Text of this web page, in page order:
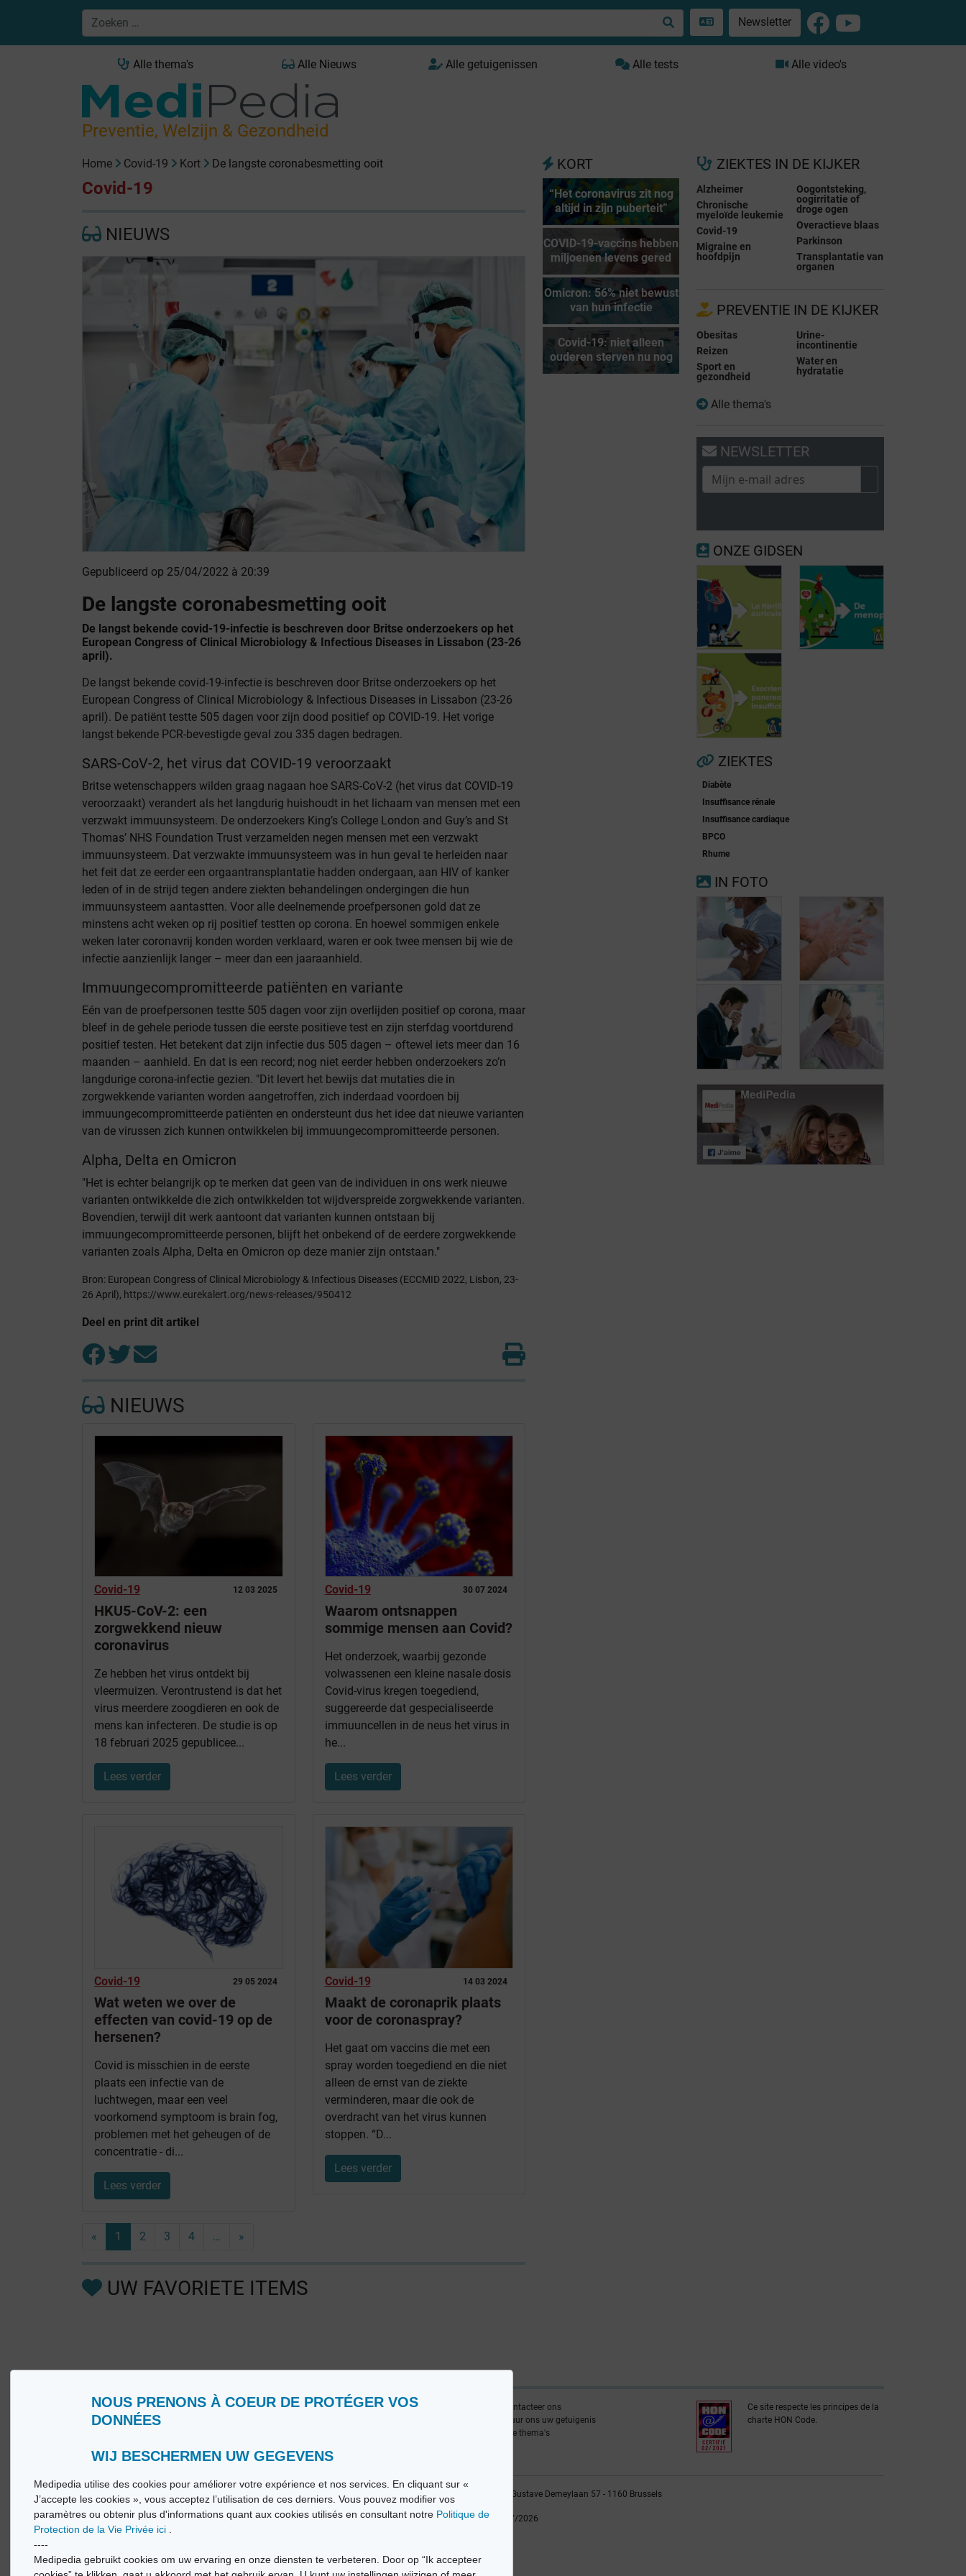
NOUS PRENONS À COEUR DE PROTÉGER VOS
DONNÉES
WIJ BESCHERMEN UW GEGEVENS
Medipedia utilise des cookies pour améliorer votre expérience et nos services. En cliquant sur «
J’accepte les cookies », vous acceptez l’utilisation de ces derniers. Vous pouvez modifier vos
paramètres ou obtenir plus d'informations quant aux cookies utilisés en consultant notre Politique de
Protection de la Vie Privée ici .
----
Medipedia gebruikt cookies om uw ervaring en onze diensten te verbeteren. Door op “Ik accepteer
Newsletter
Alle thema's Alle Nieuws Alle getuigenissen Alle tests Alle video's
Preventie, Welzijn & Gezondheid
Home Covid-19 Kort De langste coronabesmetting ooit
Covid-19
NIEUWS
Gepubliceerd op 25/04/2022 à 20:39
De langste coronabesmetting ooit
De langst bekende covid-19-infectie is beschreven door Britse onderzoekers op het
European Congress of Clinical Microbiology & Infectious Diseases in Lissabon (23-26
april).
De langst bekende covid-19-infectie is beschreven door Britse onderzoekers op het
European Congress of Clinical Microbiology & Infectious Diseases in Lissabon (23-26
april). De patiënt testte 505 dagen voor zijn dood positief op COVID-19. Het vorige
langst bekende PCR-bevestigde geval zou 335 dagen bedragen.
SARS-CoV-2, het virus dat COVID-19 veroorzaakt
Britse wetenschappers wilden graag nagaan hoe SARS-CoV-2 (het virus dat COVID-19
veroorzaakt) verandert als het langdurig huishoudt in het lichaam van mensen met een
verzwakt immuunsysteem. De onderzoekers King’s College London and Guy’s and St
Thomas’ NHS Foundation Trust verzamelden negen mensen met een verzwakt
immuunsysteem. Dat verzwakte immuunsysteem was in hun geval te herleiden naar
het feit dat ze eerder een orgaantransplantatie hadden ondergaan, aan HIV of kanker
leden of in de strijd tegen andere ziekten behandelingen ondergingen die hun
immuunsysteem aantastten. Voor alle deelnemende proefpersonen gold dat ze
minstens acht weken op rij positief testten op corona. En hoewel sommigen enkele
weken later coronavrij konden worden verklaard, waren er ook twee mensen bij wie de
infectie aanzienlijk langer – meer dan een jaaraanhield.
Immuungecompromitteerde patiënten en variante
Eén van de proefpersonen testte 505 dagen voor zijn overlijden positief op corona, maar
bleef in de gehele periode tussen die eerste positieve test en zijn sterfdag voortdurend
positief testen. Het betekent dat zijn infectie dus 505 dagen – oftewel iets meer dan 16
maanden – aanhield. En dat is een record; nog niet eerder hebben onderzoekers zo’n
langdurige corona-infectie gezien. "Dit levert het bewijs dat mutaties die in
zorgwekkende varianten worden aangetroffen, zich inderdaad voordoen bij
immuungecompromitteerde patiënten en ondersteunt dus het idee dat nieuwe varianten
van de virussen zich kunnen ontwikkelen bij immuungecompromitteerde personen.
Alpha, Delta en Omicron
"Het is echter belangrijk op te merken dat geen van de individuen in ons werk nieuwe
varianten ontwikkelde die zich ontwikkelden tot wijdverspreide zorgwekkende varianten.
Bovendien, terwijl dit werk aantoont dat varianten kunnen ontstaan bij
immuungecompromitteerde personen, blijft het onbekend of de eerdere zorgwekkende
varianten zoals Alpha, Delta en Omicron op deze manier zijn ontstaan."
Bron: European Congress of Clinical Microbiology & Infectious Diseases (ECCMID 2022, Lisbon, 23-
26 April), https://www.eurekalert.org/news-releases/950412
Deel en print dit artikel
NIEUWS
12 03 2025
Covid-19
HKU5-CoV-2: een
zorgwekkend nieuw
coronavirus
Ze hebben het virus ontdekt bij
vleermuizen. Verontrustend is dat het
virus meerdere zoogdieren en ook de
mens kan infecteren. De studie is op
18 februari 2025 gepublicee...
Lees verder
30 07 2024
Covid-19
Waarom ontsnappen
sommige mensen aan Covid?
Het onderzoek, waarbij gezonde
volwassenen een kleine nasale dosis
Covid-virus kregen toegediend,
suggereerde dat gespecialiseerde
immuuncellen in de neus het virus in
he...
Lees verder
29 05 2024
Covid-19
Wat weten we over de
effecten van covid-19 op de
hersenen?
Covid is misschien in de eerste
plaats een infectie van de
luchtwegen, maar een veel
voorkomend symptoom is brain fog,
problemen met het geheugen of de
concentratie - di...
Lees verder
14 03 2024
Covid-19
Maakt de coronaprik plaats
voor de coronaspray?
Het gaat om vaccins die met een
spray worden toegediend en die niet
alleen de ernst van de ziekte
verminderen, maar die ook de
overdracht van het virus kunnen
stoppen. “D...
Lees verder
« 1 2 3 4 … »
UW FAVORIETE ITEMS
KORT
“Het coronavirus zit nog
altijd in zijn puberteit”
COVID-19-vaccins hebben
miljoenen levens gered
Omicron: 56% niet bewust
van hun infectie
Covid-19: niet alleen
ouderen sterven nu nog
ZIEKTES IN DE KIJKER
Alzheimer
Chronische
myeloïde leukemie
Covid-19
Migraine en
hoofdpijn
Oogontsteking,
oogirritatie of
droge ogen
Overactieve blaas
Parkinson
Transplantatie van
organen
PREVENTIE IN DE KIJKER
Obesitas
Reizen
Sport en
gezondheid
Urine-
incontinentie
Water en
hydratatie
Alle thema's
NEWSLETTER
ONZE GIDSEN
Voorkamerfibrillatie
Exocriene
pancreas-
ZIEKTES
Diabète
Insuffisance rénale
Insuffisance cardiaque
BPCO
Rhume
IN FOTO
Coronavirus:
welke
behandeling?
Hoe kan je je
beschermen
tegen het
coronavirus?
Hoe wordt het
coronavirus
overgedragen?
Wat zijn de
symptomen van
het
coronavirus?
Wie zijn wij?
Gebruiksvoorwaarden
Woordenlijst
Contacteer ons
Stuur ons uw getuigenis
Alle thema's
Ce site respecte les principes de la
charte HON Code.
© Vivio sa, 2014-2026 - Tous droits réservés | Avenue Gustave Demeylaan 57 - 1160 Brussels
Laatste update: 22/07/2026